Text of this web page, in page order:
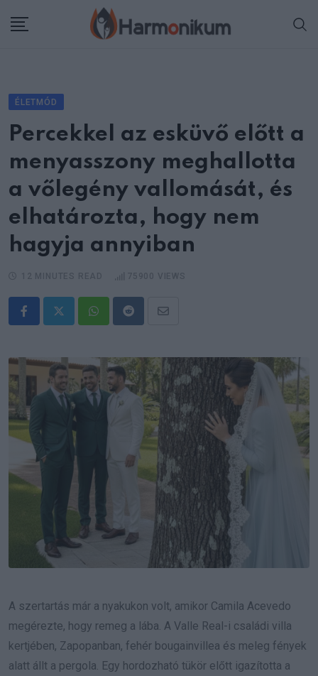
ÉLETMÓD
Percekkel az esküvő előtt a
menyasszony meghallotta
a vőlegény vallomását, és
elhatározta, hogy nem
hagyja annyiban
WhatsappRedditShare
Email
A szertartás már a nyakukon volt, amikor Camila Acevedo
megérezte, hogy remeg a lába. A Valle Real-i családi villa
kertjében, Zapopanban, fehér bougainvillea és meleg fények
alatt állt a pergola. Egy hordozható tükör előtt igazította a